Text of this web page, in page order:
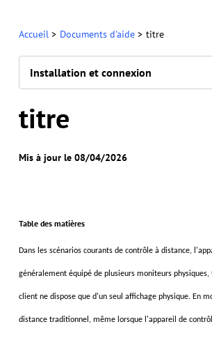
Accueil> Documents d'aide> titre
Installation et connexion
titre
Mis à jour le 08/04/2026
Table des matières
Dans les scénarios courants de contrôle à distance,
généralement équipé de plusieurs moniteurs physiques,
clientne dispose que d'un seul affichage physique. En
distance traditionnel, même lorsque l'appareil de